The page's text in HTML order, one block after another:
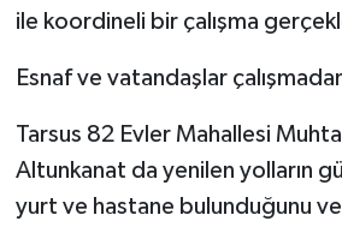
ile koordineli bir çalışma
Esnaf ve vatandaşlar
Tarsus 82 Evler Mahallesi
Altunkanat da yenilen yolların
yurt ve hastane bulunduğunu